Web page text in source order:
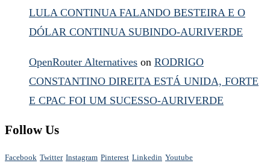
LULA CONTINUA FALANDO BESTEIRA E O
DÓLAR CONTINUA SUBINDO-AURIVERDE
OpenRouter Alternatives on RODRIGO
CONSTANTINO DIREITA ESTÁ UNIDA, FORTE
E CPAC FOI UM SUCESSO-AURIVERDE
Follow Us
Facebook Twitter Instagram Pinterest Linkedin Youtube